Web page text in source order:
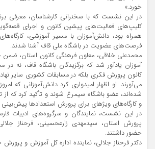
خورد.»
در این نشست که با سخنرانی کارشناسان، معرفی
کلیپ‌های فعالیت‌های پیشین کانون و اجرای
همراه بود، دانش‌آموزان با مسیر آموزشی،
فرصت‌های عضویت در باشگاه ملی قاف آشنا شدند.
محمدعلی خلاقی، معاون فرهنگی کانون استان،
آموزان یادآور شد که برگزیدگان باشگاه قاف، نه در
کانون پرورش فکری بلکه در مسابقات کشوری سایر
می‌­آورند. او اظهار امیدواری کرد دانش‌آموزانی که
شده‌اند، عضو باشگاه سیمرغ شوند و تأکید کرد که از
و کارگاه­‌های ویژه­ای برای پرورش استعدادها پیش‌بینی
در این نشست، نمایندگان و سرگروه‌های ادبیات
پرورش استان، سیدمهدی زارع­حسینی، فرحناز
حضور داشتند.
دکتر فرحناز جلالی، نماینده اداره کل آموزش و